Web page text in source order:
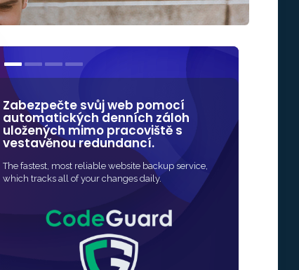
Zabezpečte svůj web pomocí
automatických denních záloh
uložených mimo pracoviště s
vestavěnou redundancí.
The fastest, most reliable website backup service,
which tracks all of your changes daily.
některých
značek v